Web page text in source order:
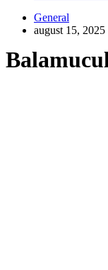
General
august 15, 2025